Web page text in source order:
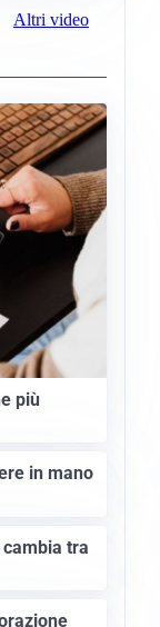
Altri video
più
in mano
tra